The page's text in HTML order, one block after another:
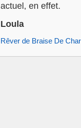
actuel, en effet.
Loula
Rêver de Braise De